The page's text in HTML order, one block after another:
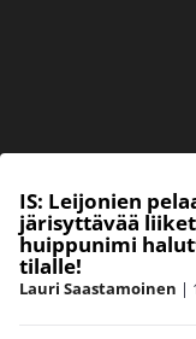
IS: Leijonien
järisyttävää
huippunimi
tilalle!
Lauri Saastamoinen |